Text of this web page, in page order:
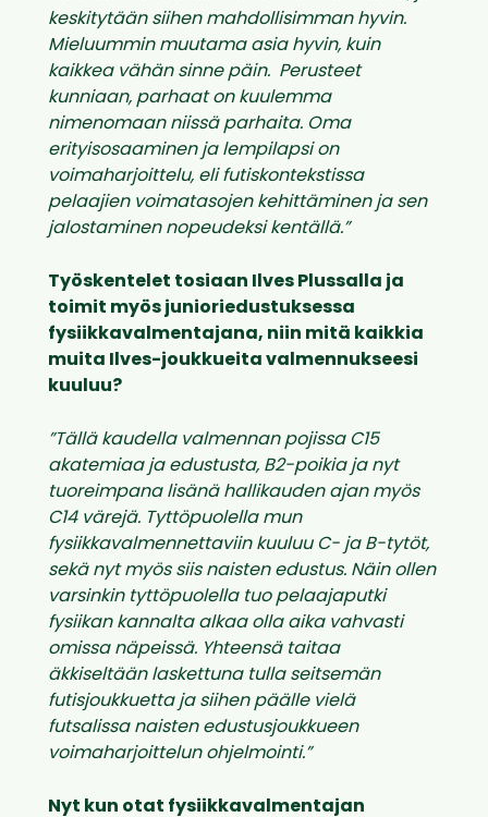
keskitytään siihen mahdollisimman hyvin.
Mieluummin muutama asia hyvin, kuin
kaikkea vähän sinne päin. Perusteet
kunniaan, parhaat on kuulemma
nimenomaan niissä parhaita. Oma
erityisosaaminen ja lempilapsi on
voimaharjoittelu, eli futiskontekstissa
pelaajien voimatasojen kehittäminen ja sen
jalostaminen nopeudeksi kentällä.”
Työskentelet tosiaan Ilves Plussalla ja
toimit myös junioriedustuksessa
fysiikkavalmentajana, niin mitä kaikkia
muita Ilves-joukkueita valmennukseesi
kuuluu?
”Tällä kaudella valmennan pojissa C15
akatemiaa ja edustusta, B2-poikia ja nyt
tuoreimpana lisänä hallikauden ajan myös
C14 värejä. Tyttöpuolella mun
fysiikkavalmennettaviin kuuluu C- ja B-tytöt,
sekä nyt myös siis naisten edustus. Näin ollen
varsinkin tyttöpuolella tuo pelaajaputki
fysiikan kannalta alkaa olla aika vahvasti
omissa näpeissä. Yhteensä taitaa
äkkiseltään laskettuna tulla seitsemän
futisjoukkuetta ja siihen päälle vielä
futsalissa naisten edustusjoukkueen
voimaharjoittelun ohjelmointi.”
Nyt kun otat fysiikkavalmentajan